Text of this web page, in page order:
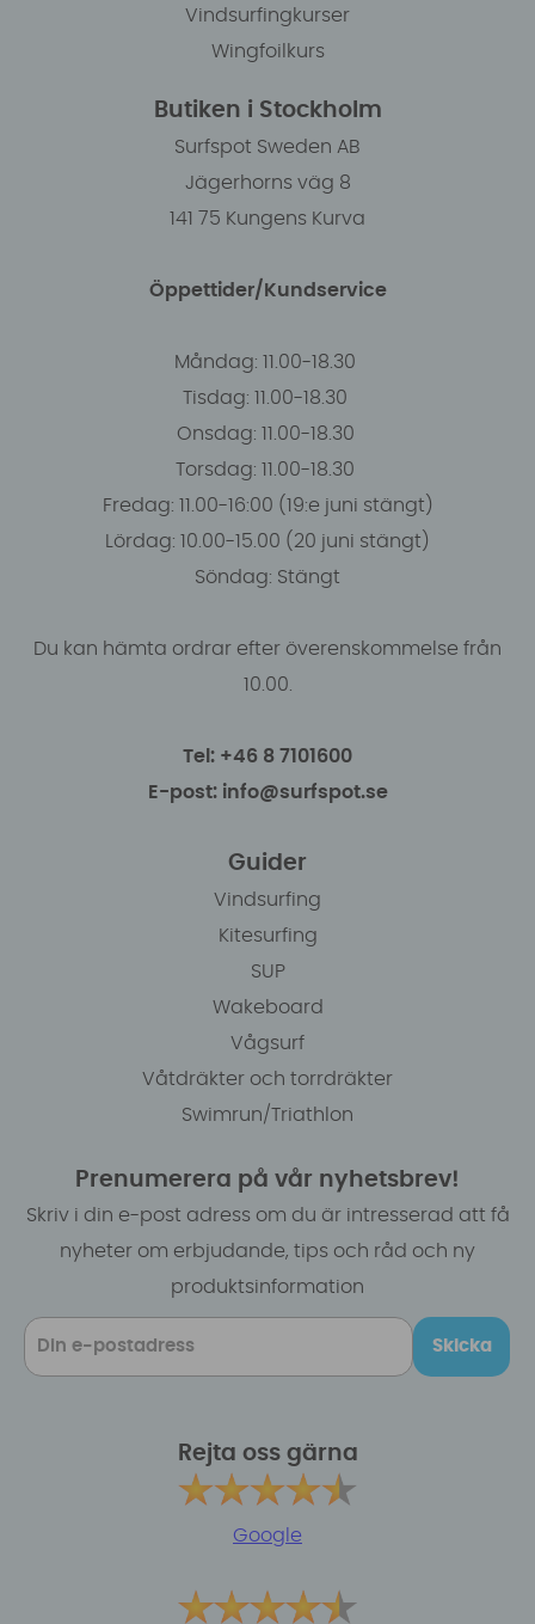
Vindsurfingkurser
Wingfoilkurs
Butiken i Stockholm
Surfspot Sweden AB
Jägerhorns väg 8
141 75 Kungens Kurva
Öppettider/Kundservice
Måndag: 11.00-18.30
Tisdag: 11.00-18.30
Onsdag: 11.00-18.30
Torsdag: 11.00-18.30
Fredag: 11.00-16:00 (19:e juni stängt)
Lördag: 10.00-15.00 (20 juni stängt)
Söndag: Stängt
Du kan hämta ordrar efter överenskommelse från
10.00.
Tel: +46 8 7101600
E-post: info@surfspot.se
Guider
Vindsurfing
Kitesurfing
SUP
Wakeboard
Vågsurf
Våtdräkter och torrdräkter
Swimrun/Triathlon
Prenumerera på vår nyhetsbrev!
Skriv i din e-post adress om du är intresserad att få
nyheter om erbjudande, tips och råd och ny
produktsinformation
Skicka
Rejta oss gärna
Google